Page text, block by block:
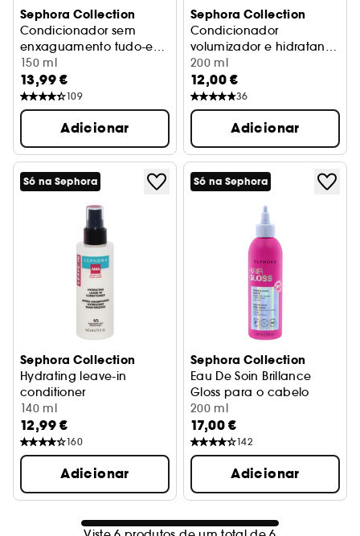
Sephora Collection
Condicionador sem
enxaguamento tudo-em-
um
Nutrição sem enxaguamento
150 ml
13,99 €
109
Adicionar
Sephora Collection
Condicionador
volumizador e hidratante
72h*
Cuidado hidratante
200 ml
12,00 €
36
Adicionar
Só na Sephora
Sephora Collection
Hydrating leave-in
conditioner
Amaciador Leave -In
140 ml
12,99 €
160
Adicionar
Só na Sephora
Sephora Collection
Eau De Soin Brillance
Gloss para o cabelo
200 ml
17,00 €
142
Adicionar